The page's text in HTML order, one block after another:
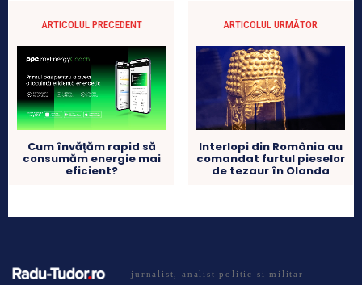
ARTICOLUL PRECEDENT
Cum învățăm rapid să
consumăm energie mai
eficient?
ARTICOLUL URMĂTOR
Interlopi din România au
comandat furtul pieselor
de tezaur în Olanda
jurnalist, analist politic si militar